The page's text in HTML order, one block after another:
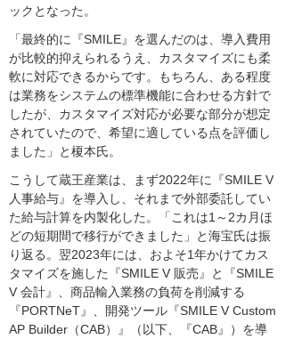
ックとなった。
「最終的に『SMILE』を選んだのは、導入費用
が比較的抑えられるうえ、カスタマイズにも柔
軟に対応できるからです。もちろん、ある程度
は業務をシステムの標準機能に合わせる方針で
したが、カスタマイズ対応が必要な部分が想定
されていたので、希望に適している点を評価し
ました」と榎本氏。
こうして蔵王産業は、まず2022年に『SMILE V
人事給与』を導入し、それまで外部委託してい
た給与計算を内製化した。「これは1～2カ月ほ
どの短期間で移行ができました」と海宝氏は振
り返る。翌2023年には、およそ1年かけてカス
タマイズを施した『SMILE V 販売』と『SMILE
V 会計』、商品輸入業務の負荷を削減する
『PORTNeT』、開発ツール『SMILE V Custom
AP Builder（CAB）』（以下、『CAB』）を導